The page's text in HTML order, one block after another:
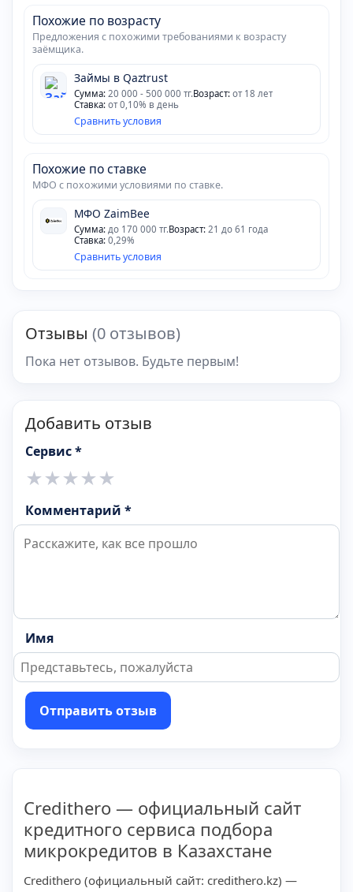
Похожие по возрасту
Предложения с похожими требованиями к возрасту
заёмщика.
Займы в Qaztrust
Сумма: 20 000 - 500 000 тг.Возраст: от 18 лет
Ставка: от 0,10% в день
Сравнить условия
Похожие по ставке
МФО с похожими условиями по ставке.
МФО ZaimBee
Сумма: до 170 000 тг.Возраст: 21 до 61 года
Ставка: 0,29%
Сравнить условия
Отзывы (0 отзывов)
Пока нет отзывов. Будьте первым!
Добавить отзыв
Сервис *
★ ★ ★ ★ ★
Комментарий *
Имя
Отправить отзыв
Credithero — официальный сайт
кредитного сервиса подбора
микрокредитов в Казахстане
Credithero (официальный сайт: credithero.kz) —